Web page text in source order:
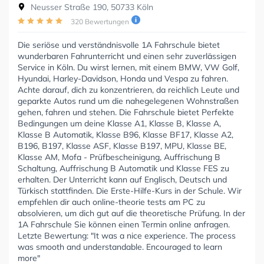
Neusser Straße 190, 50733 Köln
320 Bewertungen
Die seriöse und verständnisvolle 1A Fahrschule bietet
wunderbaren Fahrunterricht und einen sehr zuverlässigen
Service in Köln. Du wirst lernen, mit einem BMW, VW Golf,
Hyundai, Harley-Davidson, Honda und Vespa zu fahren.
Achte darauf, dich zu konzentrieren, da reichlich Leute und
geparkte Autos rund um die nahegelegenen Wohnstraßen
gehen, fahren und stehen. Die Fahrschule bietet Perfekte
Bedingungen um deine Klasse A1, Klasse B, Klasse A,
Klasse B Automatik, Klasse B96, Klasse BF17, Klasse A2,
B196, B197, Klasse ASF, Klasse B197, MPU, Klasse BE,
Klasse AM, Mofa - Prüfbescheinigung, Auffrischung B
Schaltung, Auffrischung B Automatik und Klasse FES zu
erhalten. Der Unterricht kann auf Englisch, Deutsch und
Türkisch stattfinden. Die Erste-Hilfe-Kurs in der Schule. Wir
empfehlen dir auch online-theorie tests am PC zu
absolvieren, um dich gut auf die theoretische Prüfung. In der
1A Fahrschule Sie können einen Termin online anfragen.
Letzte Bewertung: "It was a nice experience. The process
was smooth and understandable. Encouraged to learn
more"